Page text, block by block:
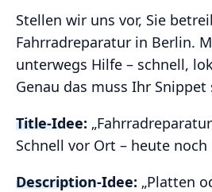
Stellen wir uns vor, Sie
Fahrradreparatur in Berlin.
unterwegs Hilfe – schnell,
Genau das muss Ihr Snippet
Title-Idee:
Schnell vor Ort – heute noch
Description-Idee: „Platten